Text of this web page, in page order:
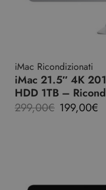
iMac Ricondizionati
iMac 21.5″ 4K
HDD 1TB –
299,00€ 199,00€